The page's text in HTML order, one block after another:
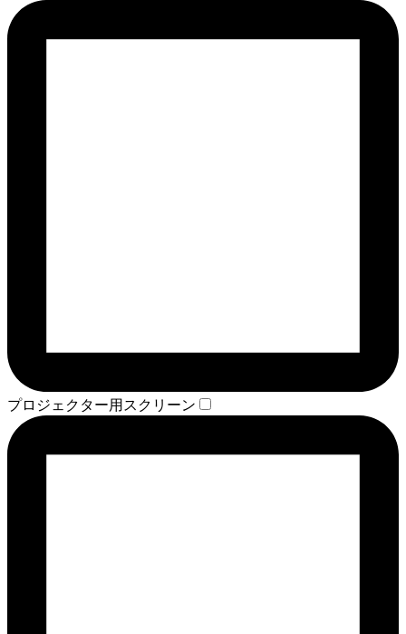
プロジェクター用スクリーン